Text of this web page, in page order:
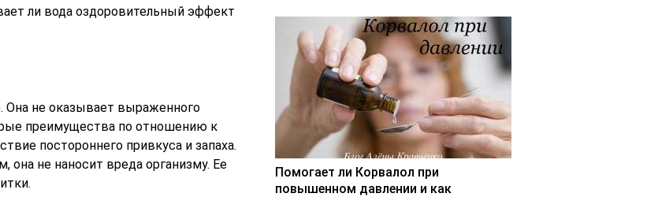
ли вода оздоровительный эффект
Она не оказывает выраженного
преимущества по отношению к
постороннего привкуса и запаха.
не наносит вреда организму. Ее
Помогает ли Корвалол при
повышенном давлении и как